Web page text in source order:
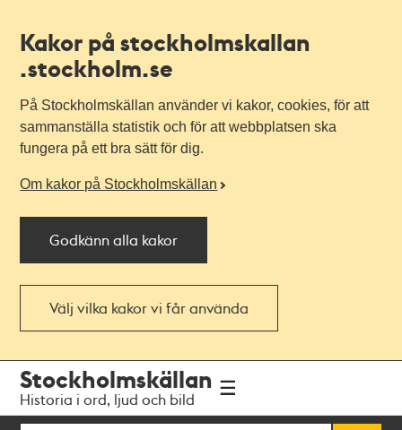
Kakor på stockholmskallan
.stockholm.se
På Stockholmskällan använder vi kakor, cookies, för att
sammanställa statistik och för att webbplatsen ska
fungera på ett bra sätt för dig.
Om kakor på Stockholmskällan
Godkänn alla kakor
Välj vilka kakor vi får använda
navigationen
huvudinnehållet
Stockholmskällan
Historia i ord, ljud och bild